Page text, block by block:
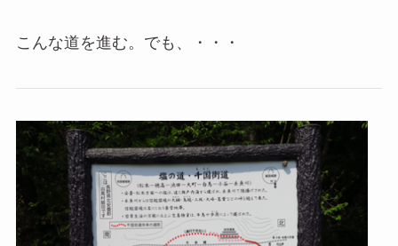
こんな道を進む。でも、・・・